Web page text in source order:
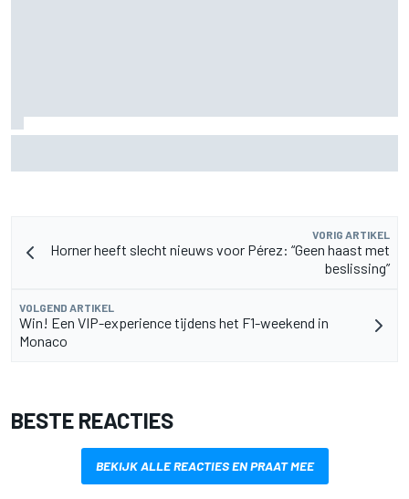
VORIG ARTIKEL
Horner heeft slecht nieuws voor Pérez: “Geen haast met
beslissing”
VOLGEND ARTIKEL
Win! Een VIP-experience tijdens het F1-weekend in
Monaco
BESTE REACTIES
BEKIJK ALLE REACTIES EN PRAAT MEE